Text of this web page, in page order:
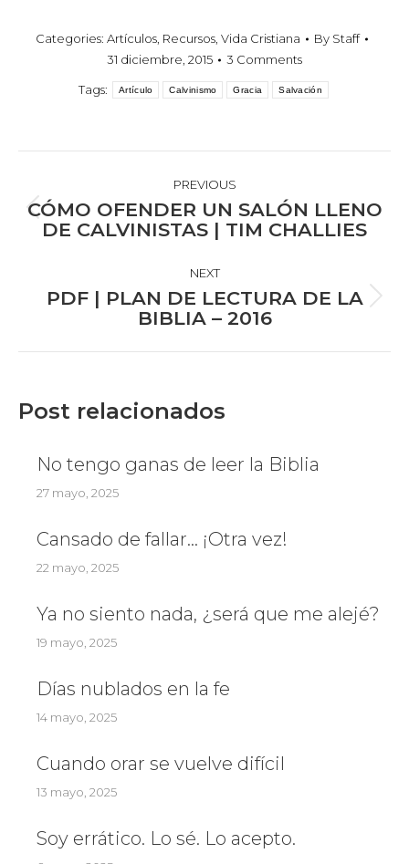
Categories: Artículos Recursos Vida Cristiana By Staff
31 diciembre, 2015
3 Comments
Tags: Artículo Calvinismo Gracia Salvación
NAVIGATIONPREVIOUS
Previous
post:
CÓMO OFENDER UN SALÓN LLENO
DE CALVINISTAS | TIM CHALLIES
NEXT
Next
PDF | PLAN DE LECTURA DE LA
BIBLIA – 2016
Post relacionados
No tengo ganas de leer la Biblia
27 mayo, 2025
Cansado de fallar… ¡Otra vez!
22 mayo, 2025
Ya no siento nada, ¿será que me alejé?
19 mayo, 2025
Días nublados en la fe
14 mayo, 2025
Cuando orar se vuelve difícil
13 mayo, 2025
Soy errático. Lo sé. Lo acepto.